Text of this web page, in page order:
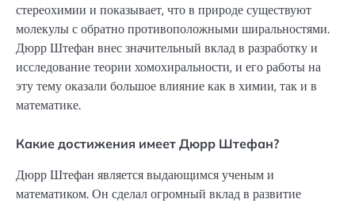
стереохимии и показывает, что в природе существуют
молекулы с обратно противоположными ширальностями.
Дюрр Штефан внес значительный вклад в разработку и
исследование теории хомохиральности, и его работы на
эту тему оказали большое влияние как в химии, так и в
математике.
Какие достижения имеет Дюрр Штефан?
Дюрр Штефан является выдающимся ученым и
математиком. Он сделал огромный вклад в развитие